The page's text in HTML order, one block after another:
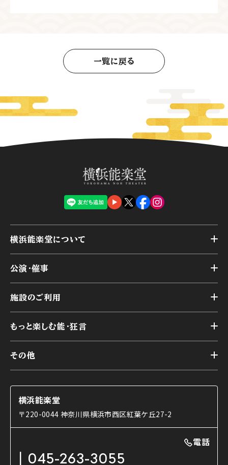
一覧に戻る
横浜能楽堂について
横浜能楽堂が取り組んだ事業
能舞台の歴史と特徴
様々なお客様に向けて
本舞台座席
交通アクセス
公演・催事
アーカイブ
施設のご利用
第二舞台
研修室
楽屋
ご利用の流れ
利用料金表
もっと楽しむ能・狂言
能舞台と演じ手
使用する道具
能・狂言の曲目説明
日本の古典芸能
その他
コラム
OTABISHO
チケット購入方法
横浜能楽堂
〒220-0044 神奈川県横浜市西区紅葉ケ丘27-2
電話
045-263-3055